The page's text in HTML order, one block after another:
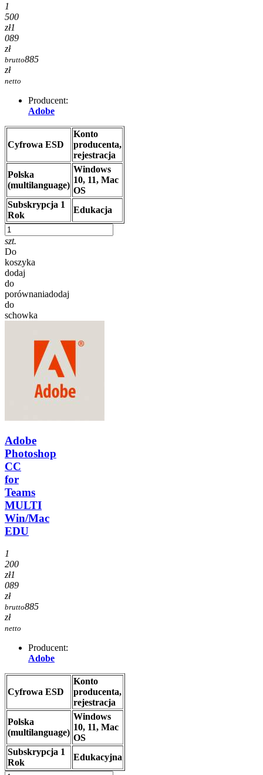
1
500
zł1
089
zł
brutto885
zł
netto
Producent:
Adobe
Cyfrowa ESD
Konto
producenta,
rejestracja
Polska
(multilanguage)
Windows
10, 11, Mac
OS
Subskrypcja 1
Rok
Edukacja
szt.
Do
koszyka
dodaj
do
porównaniadodaj
do
schowka
Adobe
Photoshop
CC
for
Teams
MULTI
Win/Mac
EDU
1
200
zł1
089
zł
brutto885
zł
netto
Producent:
Adobe
Cyfrowa ESD
Konto
producenta,
rejestracja
Polska
(multilanguage)
Windows
10, 11, Mac
OS
Subskrypcja 1
Rok
Edukacyjna